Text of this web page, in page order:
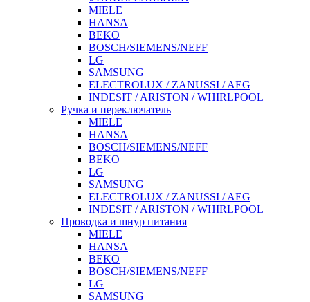
MIELE
HANSA
BEKO
BOSCH/SIEMENS/NEFF
LG
SAMSUNG
ELECTROLUX / ZANUSSI / AEG
INDESIT / ARISTON / WHIRLPOOL
Ручка и переключатель
MIELE
HANSA
BOSCH/SIEMENS/NEFF
BEKO
LG
SAMSUNG
ELECTROLUX / ZANUSSI / AEG
INDESIT / ARISTON / WHIRLPOOL
Проводка и шнур питания
MIELE
HANSA
BEKO
BOSCH/SIEMENS/NEFF
LG
SAMSUNG